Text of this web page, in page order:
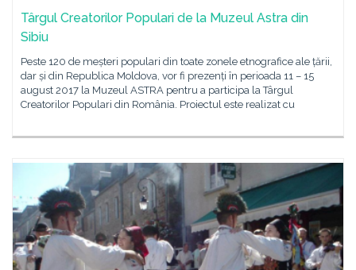
Târgul Creatorilor Populari de la Muzeul Astra din
Sibiu
Peste 120 de meșteri populari din toate zonele etnografice ale țării,
dar și din Republica Moldova, vor fi prezenți în perioada 11 – 15
august 2017 la Muzeul ASTRA pentru a participa la Târgul
Creatorilor Populari din România. Proiectul este realizat cu